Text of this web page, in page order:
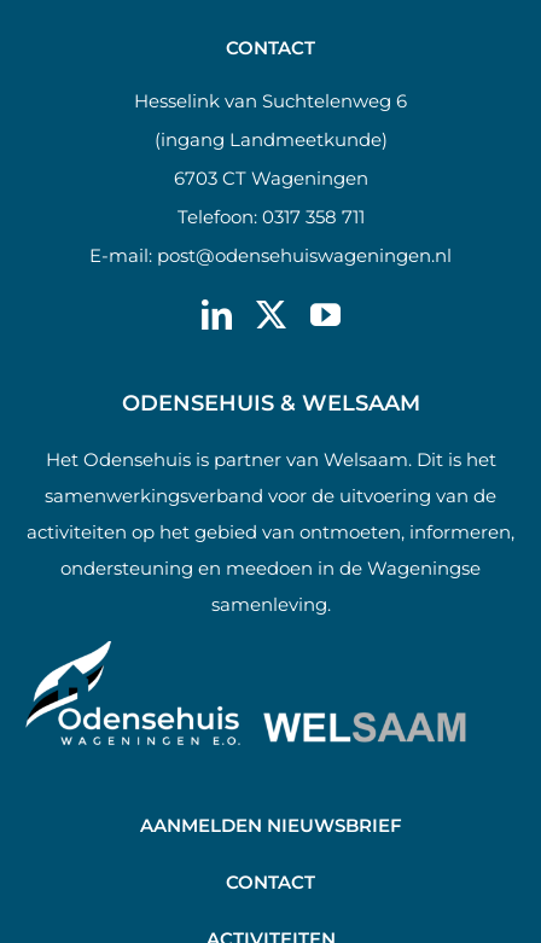
CONTACT
Hesselink van Suchtelenweg 6
(ingang Landmeetkunde)
6703 CT Wageningen
Telefoon: 0317 358 711
E-mail: post@odensehuiswageningen.nl
ODENSEHUIS & WELSAAM
Het Odensehuis is partner van Welsaam. Dit is het
samenwerkingsverband voor de uitvoering van de
activiteiten op het gebied van ontmoeten, informeren,
ondersteuning en meedoen in de Wageningse
samenleving.
AANMELDEN NIEUWSBRIEF
CONTACT